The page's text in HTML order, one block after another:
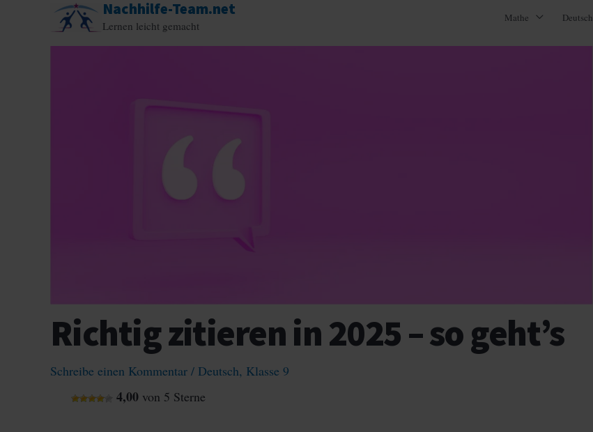
Nachhilfe-Team.net
Lernen leicht gemacht
Mathe Deutsch
Richtig zitieren in 2025 – so geht’s
Schreibe einen Kommentar / Deutsch, Klasse 9
4,00 von 5 Sterne